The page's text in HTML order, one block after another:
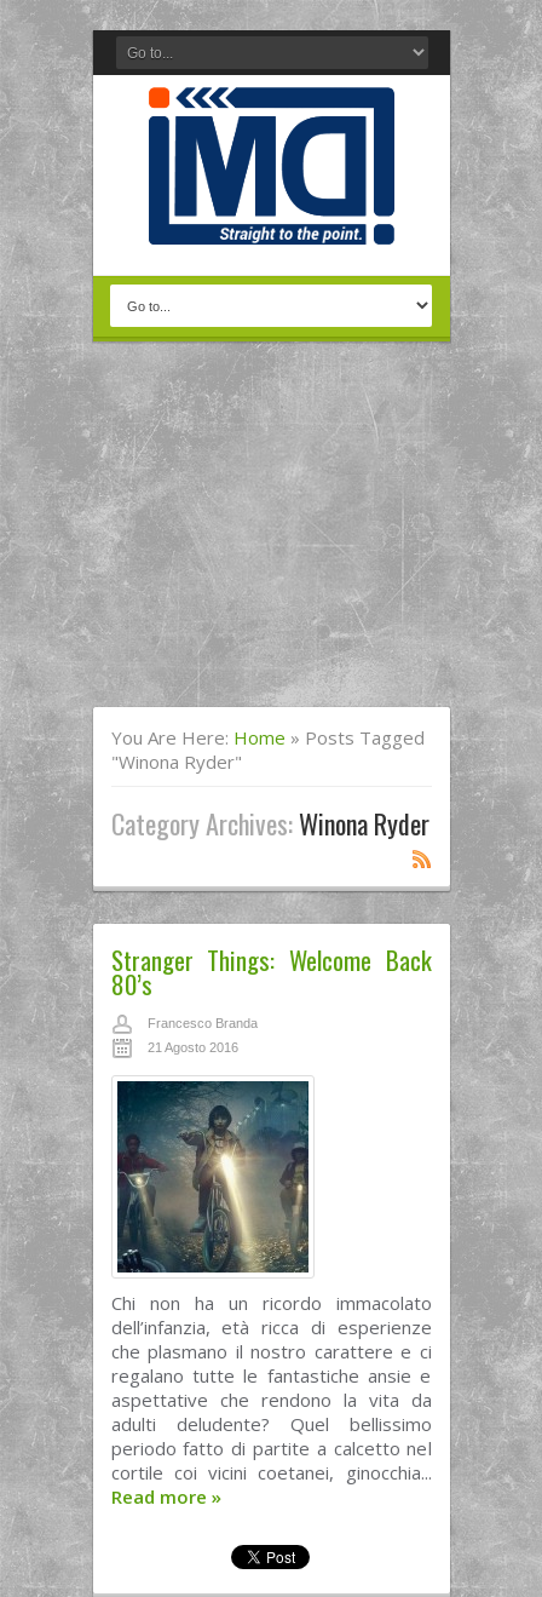
You Are Here: Home » Posts Tagged
"winona Ryder"
Category Archives:Winona Ryder
Stranger Things: Welcome Back
80’s
Francesco Branda
21 Agosto 2016
Chi non ha un ricordo immacolato
dell’infanzia, età ricca di esperienze
che plasmano il nostro carattere e ci
regalano tutte le fantastiche ansie e
aspettative che rendono la vita da
adulti deludente? Quel bellissimo
periodo fatto di partite a calcetto nel
cortile coi vicini coetanei, ginocchia...
Read more »